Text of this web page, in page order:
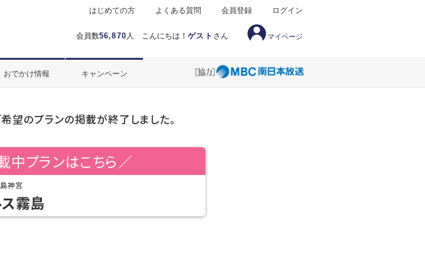
会員数56,870 人 こんにちは！ゲスト さん マイページ
はじめての方 よくある質問 会員登録 ログイン
おでかけ情報 キャンペーン
望のプランの掲載が終了しました。
中プランはこちら／
神宮
ス霧島